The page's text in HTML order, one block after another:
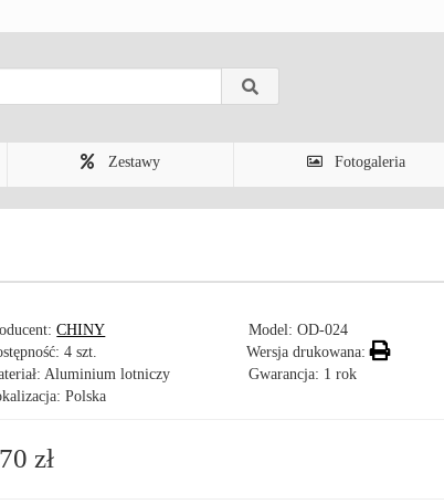
Zestawy Fotogaleria
CHINY Model:OD-024
Wersja drukowana:
4 szt.
Aluminium lotniczy
Gwarancja: 1 rok
Polska
zł